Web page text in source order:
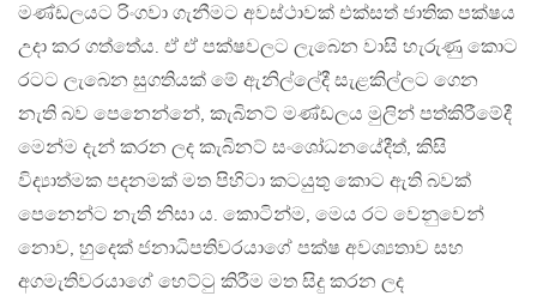
මණ්ඩලයට රිංගවා ගැනීමට අවස්ථාවක් එක්සත් ජාතික පක්ෂය
උදා කර ගත්තේය. ඒ ඒ පක්ෂවලට ලැබෙන වාසි හැරුණු කොට
රටට ලැබෙන සුගතියක් මේ ඇනිල්ලේදී සැළකිල්ලට ගෙන
නැති බව පෙනෙන්නේ, කැබිනට් මණ්ඩලය මුලින් පත්කිරීමේදී
මෙන්ම දැන් කරන ලද කැබිනට් සංශෝධනයේදීත්, කිසි
විද්‍යාත්මක පදනමක් මත පිහිටා කටයුතු කොට ඇති බවක්
පෙනෙන්ට නැති නිසා ය. කොටින්ම, මෙය රට වෙනුවෙන්
නොව, හුදෙක් ජනාධිපතිවරයාගේ පක්ෂ අවශ්‍යතාව සහ
අගමැතිවරයාගේ හෙට්ටු කිරීම මත සිදු කරන ලද